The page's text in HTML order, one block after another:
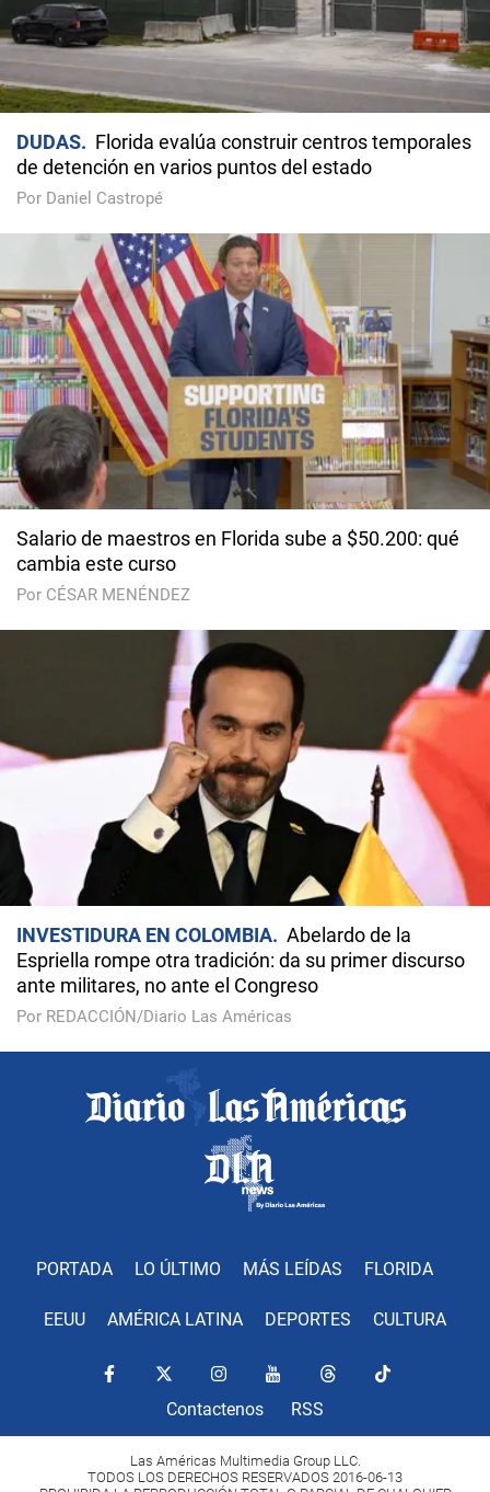
DUDAS
Florida evalúa construir centros temporales
de detención en varios puntos del estado
Por Daniel Castropé
Salario de maestros en Florida sube a $50.200: qué
cambia este curso
Por CÉSAR MENÉNDEZ
INVESTIDURA EN COLOMBIA
Abelardo de la
Espriella rompe otra tradición: da su primer discurso
ante militares, no ante el Congreso
Por REDACCIÓN/Diario Las Américas
PORTADA LO ÚLTIMO MÁS LEÍDAS FLORIDA
EEUU AMÉRICA LATINA DEPORTES CULTURA
Contactenos RSS
Las Américas Multimedia Group LLC.
TODOS LOS DERECHOS RESERVADOS 2016-06-13